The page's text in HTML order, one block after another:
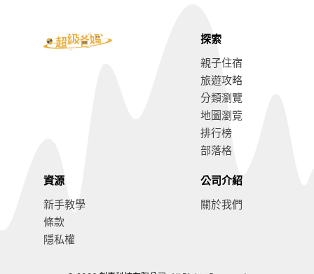
探索
親子住宿
旅遊攻略
分類瀏覽
地圖瀏覽
排行榜
部落格
資源
新手教學
條款
隱私權
公司介紹
關於我們